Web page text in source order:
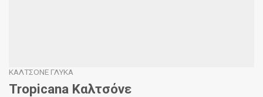
ΚΑΛΤΣΌΝΕ ΓΛΥΚΆ
Tropicana Καλτσόνε